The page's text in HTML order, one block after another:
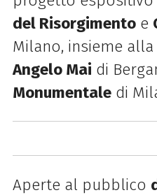
del Risorgimentoe
Milano, insieme alla
Angelo Mai di
Monumentaledi
Aperte al pubblico